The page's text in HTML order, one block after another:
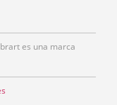
es una marca